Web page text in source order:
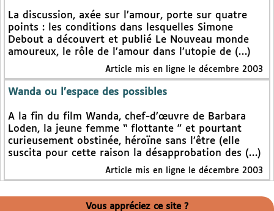
La discussion, axée sur l’amour, porte sur quatre
points : les conditions dans lesquelles Simone
Debout a découvert et publié Le Nouveau monde
amoureux, le rôle de l’amour dans l’utopie de (…)
Article mis en ligne le décembre 2003
Wanda ou l’espace des possibles
A la fin du film Wanda, chef-d’œuvre de Barbara
Loden, la jeune femme “ flottante ” et pourtant
curieusement obstinée, héroïne sans l’être (elle
suscita pour cette raison la désapprobation des (…)
Article mis en ligne le décembre 2003
Vous appréciez ce site ?